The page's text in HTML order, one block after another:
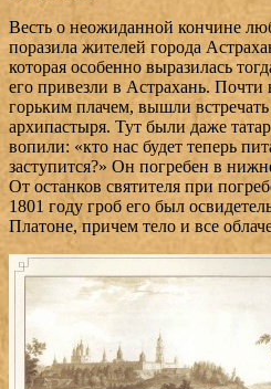
Весть о неожиданной кончине
поразила жителей города
которая особенно выразилась
его привезли в Астрахань. Почти
горьким плачем, вышли
архипастыря. Тут были даже
вопили: «кто нас будет теперь
заступится?» Он погребен в
От останков святителя при
1801 году гроб его был
Платоне, причем тело и все